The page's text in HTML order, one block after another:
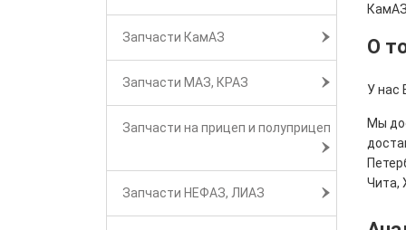
Запчасти КамАЗ
Запчасти МАЗ, КРАЗ
Запчасти на прицеп и полуприцеп
Запчасти НЕФАЗ, ЛИАЗ
О
У нас
Мы
Чита,